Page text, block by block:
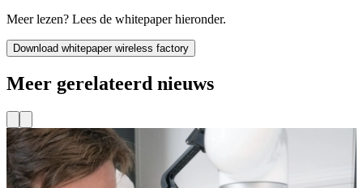
Meer lezen? Lees de whitepaper hieronder.
Download whitepaper wireless factory
Meer gerelateerd nieuws
Evenementen
Ervaar 6G en teleoperatie tijdens de Week van de